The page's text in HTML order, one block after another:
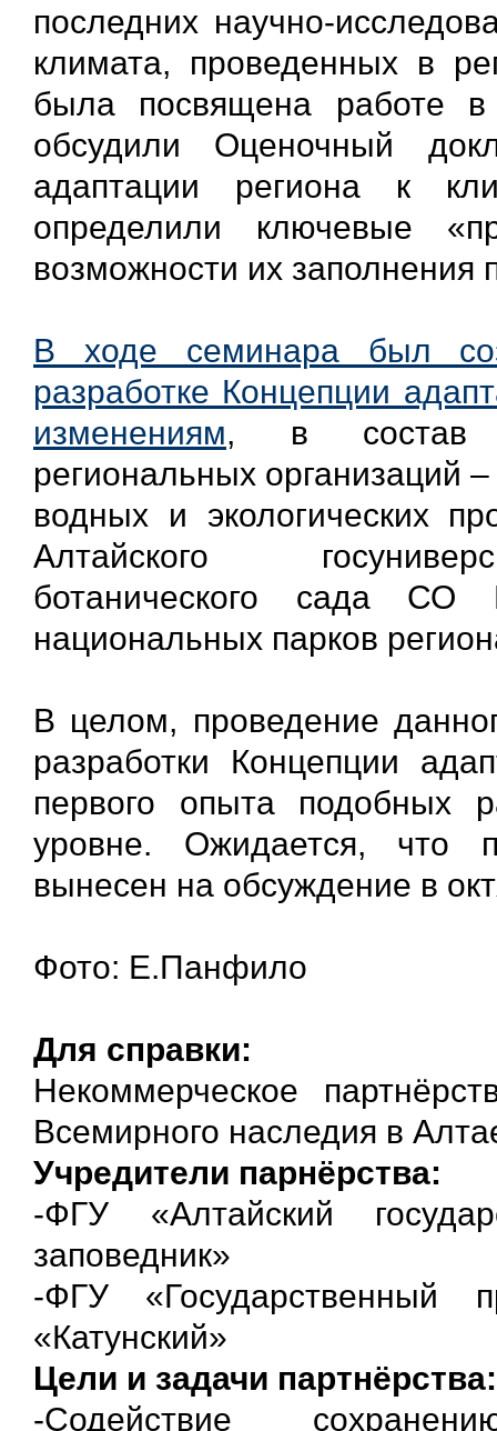
последних научно-
климата, проведенных в
была посвящена работе в
обсудили Оценочный
адаптации региона к
определили ключевые
возможности их заполнения
В ходе семинара был
разработке Концепции
изменениям, в состав
региональных организаций
водных и экологических
Алтайского
ботанического сада СО
национальных парков
В целом, проведение
разработки Концепции
первого опыта подобных
уровне. Ожидается, что
вынесен на обсуждение в
Фото: Е.Панфило
Для справки:
Некоммерческое
Всемирного наследия в
Учредители парнёрства:
-ФГУ «Алтайский
заповедник»
-ФГУ «Государственный
«Катунский»
Цели и задачи партнёрства:
-Содействие